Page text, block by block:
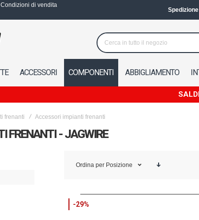
Condizioni di vendita
ACCESSORI COMPONENTI ABBIGLIAMENTO
frenanti Accessori impianti frenanti
FRENANTI - JAGWIRE
Ordina per Posizione
-29%